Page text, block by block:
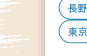
長
東